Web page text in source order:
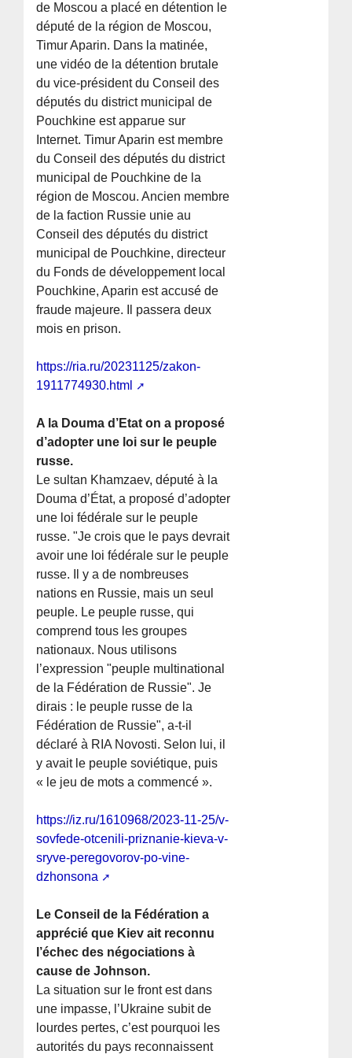
de Moscou a placé en détention le
député de la région de Moscou,
Timur Aparin. Dans la matinée,
une vidéo de la détention brutale
du vice-président du Conseil des
députés du district municipal de
Pouchkine est apparue sur
Internet. Timur Aparin est membre
du Conseil des députés du district
municipal de Pouchkine de la
région de Moscou. Ancien membre
de la faction Russie unie au
Conseil des députés du district
municipal de Pouchkine, directeur
du Fonds de développement local
Pouchkine, Aparin est accusé de
fraude majeure. Il passera deux
mois en prison.
https://ria.ru/20231125/zakon-
1911774930.html
A la Douma d’Etat on a proposé
d’adopter une loi sur le peuple
russe.
Le sultan Khamzaev, député à la
Douma d’État, a proposé d’adopter
une loi fédérale sur le peuple
russe. "Je crois que le pays devrait
avoir une loi fédérale sur le peuple
russe. Il y a de nombreuses
nations en Russie, mais un seul
peuple. Le peuple russe, qui
comprend tous les groupes
nationaux. Nous utilisons
l’expression "peuple multinational
de la Fédération de Russie". Je
dirais : le peuple russe de la
Fédération de Russie", a-t-il
déclaré à RIA Novosti. Selon lui, il
y avait le peuple soviétique, puis
« le jeu de mots a commencé ».
https://iz.ru/1610968/2023-11-25/v-
sovfede-otcenili-priznanie-kieva-v-
sryve-peregovorov-po-vine-
dzhonsona
Le Conseil de la Fédération a
apprécié que Kiev ait reconnu
l’échec des négociations à
cause de Johnson.
La situation sur le front est dans
une impasse, l’Ukraine subit de
lourdes pertes, c’est pourquoi les
autorités du pays reconnaissent